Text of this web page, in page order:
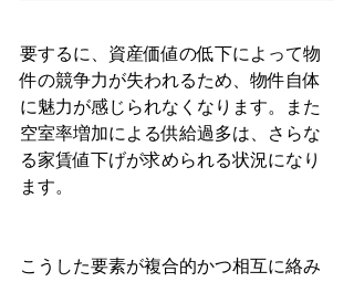
要するに、資産価値の低下によって物
件の競争力が失われるため、物件自体
に魅力が感じられなくなります。また
空室率増加による供給過多は、さらな
る家賃値下げが求められる状況になり
ます。
こうした要素が複合的かつ相互に絡み